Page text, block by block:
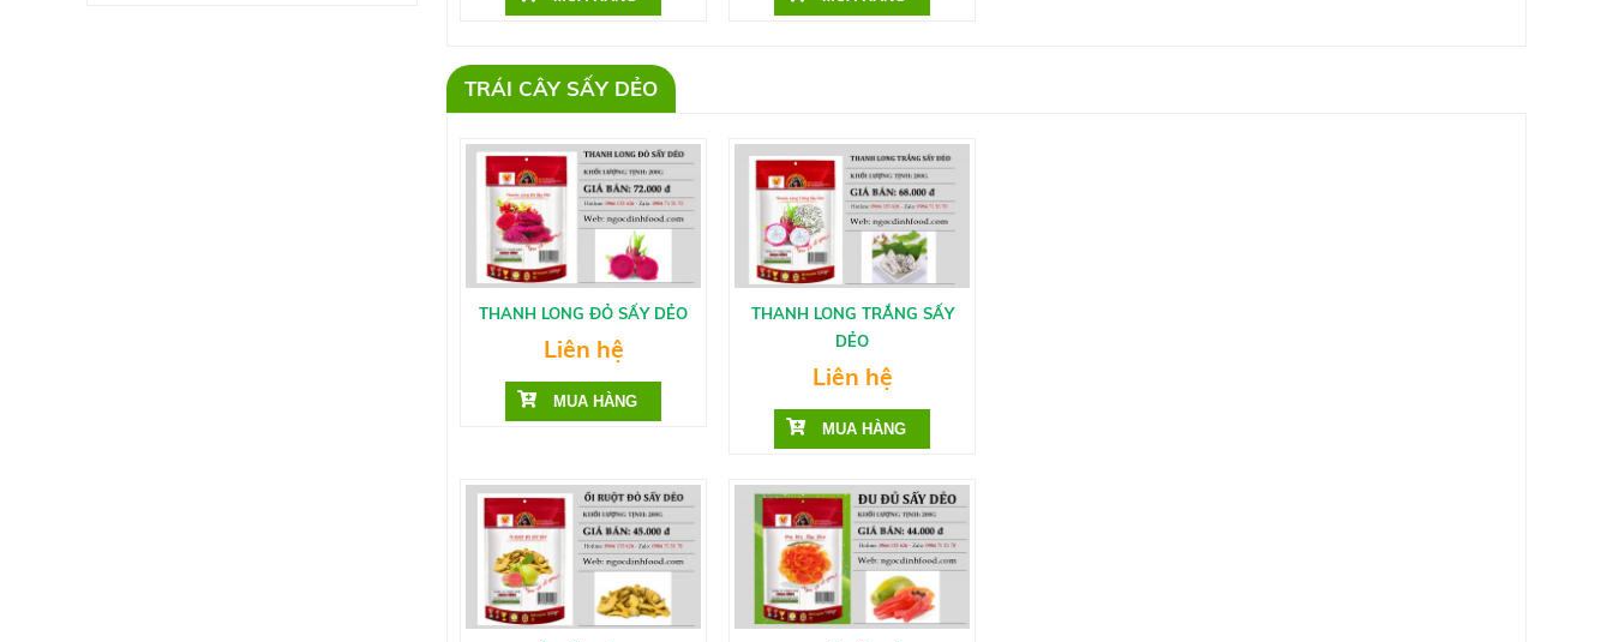
TRÁI CÂY SẤY DẺO
THANH LONG ĐỎ SẤY DẺO
Liên hệ
THANH LONG TRẮNG SẤY
DẺO
Liên hệ